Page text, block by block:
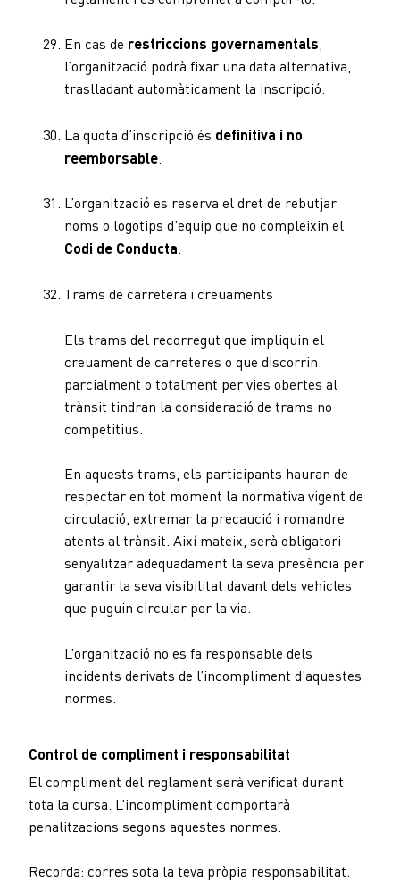
En cas de restriccions governamentals,
l’organització podrà fixar una data alternativa,
traslladant automàticament la inscripció.
La quota d’inscripció és definitiva i no
reemborsable
L’organització es reserva el dret de rebutjar
noms o logotips d’equip que no compleixin el
Codi de Conducta.
Trams de carretera i creuaments
Els trams del recorregut que impliquin el
creuament de carreteres o que discorrin
parcialment o totalment per vies obertes al
trànsit tindran la consideració de trams no
competitius.
En aquests trams, els participants hauran de
respectar en tot moment la normativa vigent de
circulació, extremar la precaució i romandre
atents al trànsit. Així mateix, serà obligatori
senyalitzar adequadament la seva presència per
garantir la seva visibilitat davant dels vehicles
que puguin circular per la via.
L’organització no es fa responsable dels
incidents derivats de l’incompliment d’aquestes
normes.
Control de compliment i responsabilitat
El compliment del reglament serà verificat durant
tota la cursa. L’incompliment comportarà
penalitzacions segons aquestes normes.
Recorda: corres sota la teva pròpia responsabilitat.